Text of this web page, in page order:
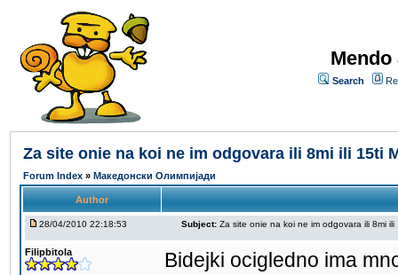
Search
Za site onie na koi ne im odgovara ili 8mi ili 15ti
Forum Index » Македонски Олимпијади
Author
28/04/2010 22:18:53 Subject: Za site onie na koi ne im odgovara ili 8mi ili
Filipbitola
Bidejki ocigledno ima